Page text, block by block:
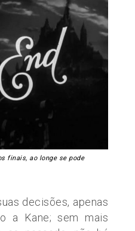
finais, ao longe se pode
decisões, apenas
a Kane; sem mais